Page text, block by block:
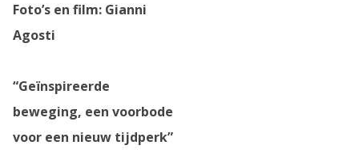
Foto’s en film: Gianni
Agosti
“Geïnspireerde
beweging, een voorbode
voor een nieuw tijdperk”